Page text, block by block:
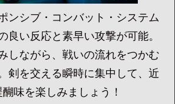
ンシブ・コンバット・システム
良い反応と素早い攻撃が可能。
しながら、戦いの流れをつかむ
剣を交える瞬時に集中して、近
味を楽しみましょう！